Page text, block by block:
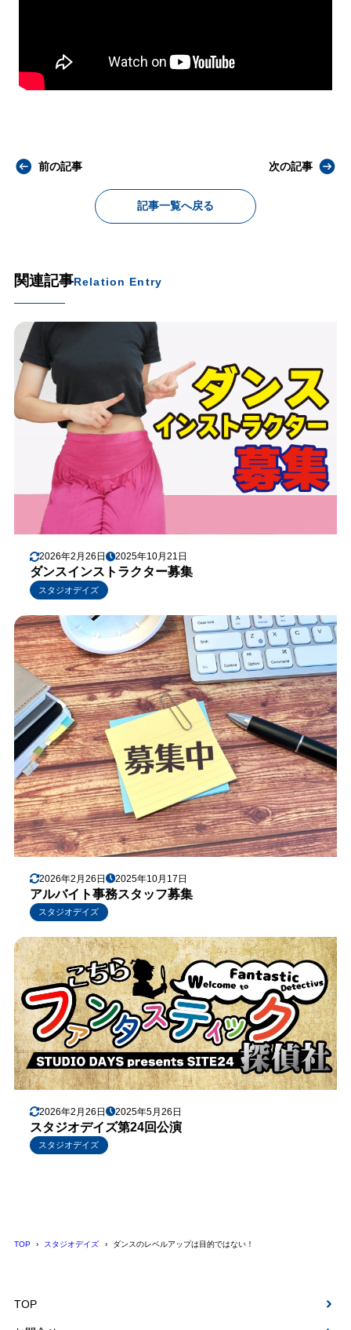
前の記事
記事一覧へ戻る
次の記事
関連記事Relation Entry
2026年2月26日 2025年10月21日
ダンスインストラクター募集
スタジオデイズ
2026年2月26日 2025年10月17日
アルバイト事務スタッフ募集
スタジオデイズ
2026年2月26日 2025年5月26日
スタジオデイズ第24回公演
スタジオデイズ
TOP スタジオデイズ ダンスのレベルアップは目的ではない！
TOP